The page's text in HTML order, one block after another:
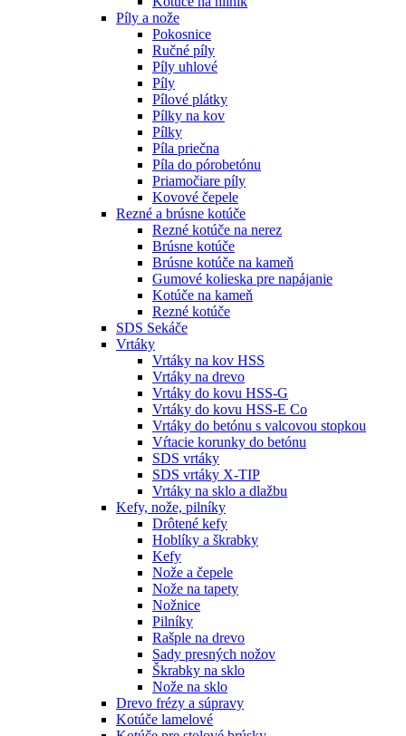
Píly a nože
Pokosnice
Ručné píly
Píly uhlové
Píly
Pílové plátky
Pílky na kov
Pílky
Píla priečna
Píla do pórobetónu
Priamočiare píly
Kovové čepele
Rezné a brúsne kotúče
Rezné kotúče na nerez
Brúsne kotúče
Brúsne kotúče na kameň
Gumové kolieska pre napájanie
Kotúče na kameň
Rezné kotúče
SDS Sekáče
Vrtáky
Vrtáky na kov HSS
Vrtáky na drevo
Vrtáky do kovu HSS-G
Vrtáky do kovu HSS-E Co
Vrtáky do betónu s valcovou stopkou
Vŕtacie korunky do betónu
SDS vrtáky
SDS vrtáky X-TIP
Vrtáky na sklo a dlažbu
Kefy, nože, pilníky
Drôtené kefy
Hoblíky a škrabky
Kefy
Nože a čepele
Nože na tapety
Nožnice
Pilníky
Rašple na drevo
Sady presných nožov
Škrabky na sklo
Nože na sklo
Drevo frézy a súpravy
Kotúče lamelové